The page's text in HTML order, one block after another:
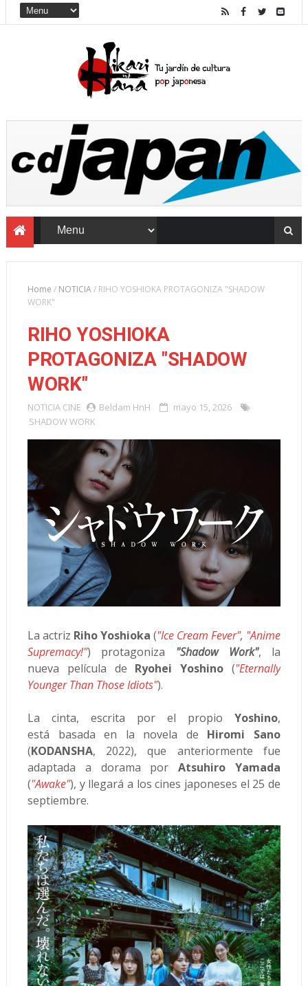
Home / NOTICIA/ RIHO YOSHIOKA PROTAGONIZA "SHADOW
WORK"
RIHO YOSHIOKA
PROTAGONIZA "SHADOW
WORK"
NOTICIA CINE Beldam HnH
mayo 15, 2026
SHADOW WORK
La actriz Riho Yoshioka ("Ice Cream Fever", "Anime
Supremacy!") protagoniza "Shadow Work", la
nueva película de Ryohei Yoshino("Eternally
Younger Than Those Idiots").
La cinta, escrita por el propioYoshino,
está basada en la novela de Hiromi Sano
(KODANSHA, 2022), que anteriormente fue
adaptada a dorama porAtsuhiro Yamada
("Awake"), y llegará a los cines japoneses el 25 de
septiembre.